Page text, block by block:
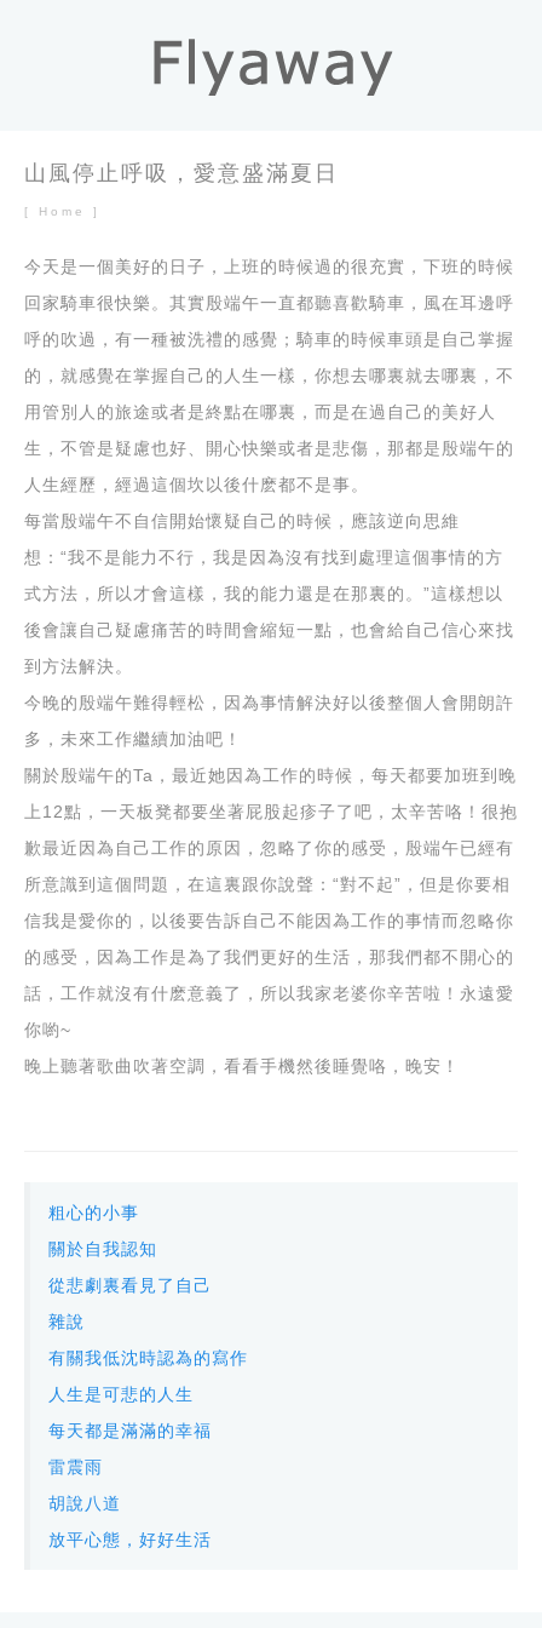
山風停止呼吸，愛意盛滿夏日
[ Home ]
今天是一個美好的日子，上班的時候過的很充實，下班的時候
回家騎車很快樂。其實殷端午一直都聽喜歡騎車，風在耳邊呼
呼的吹過，有一種被洗禮的感覺；騎車的時候車頭是自己掌握
的，就感覺在掌握自己的人生一樣，你想去哪裏就去哪裏，不
用管別人的旅途或者是終點在哪裏，而是在過自己的美好人
生，不管是疑慮也好、開心快樂或者是悲傷，那都是殷端午的
人生經歷，經過這個坎以後什麽都不是事。
每當殷端午不自信開始懷疑自己的時候，應該逆向思維
想：“我不是能力不行，我是因為沒有找到處理這個事情的方
式方法，所以才會這樣，我的能力還是在那裏的。”這樣想以
後會讓自己疑慮痛苦的時間會縮短一點，也會給自己信心來找
到方法解決。
今晚的殷端午難得輕松，因為事情解決好以後整個人會開朗許
多，未來工作繼續加油吧！
關於殷端午的Ta，最近她因為工作的時候，每天都要加班到晚
上12點，一天板凳都要坐著屁股起疹子了吧，太辛苦咯！很抱
歉最近因為自己工作的原因，忽略了你的感受，殷端午已經有
所意識到這個問題，在這裏跟你說聲：“對不起”，但是你要相
信我是愛你的，以後要告訴自己不能因為工作的事情而忽略你
的感受，因為工作是為了我們更好的生活，那我們都不開心的
話，工作就沒有什麽意義了，所以我家老婆你辛苦啦！永遠愛
你喲~
晚上聽著歌曲吹著空調，看看手機然後睡覺咯，晚安！
粗心的小事
關於自我認知
從悲劇裏看見了自己
雜說
有關我低沈時認為的寫作
人生是可悲的人生
每天都是滿滿的幸福
雷震雨
胡說八道
放平心態，好好生活